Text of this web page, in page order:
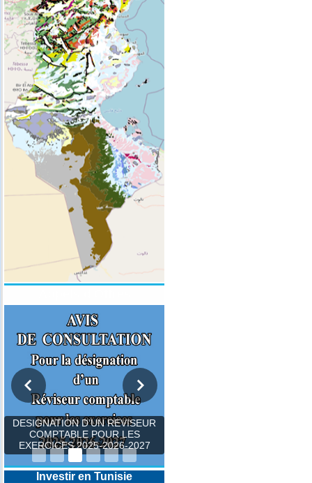
DESIGNATION D’UN REVISEUR
COMPTABLE POUR LES
EXERCICES 2025-2026-2027
Investir en Tunisie